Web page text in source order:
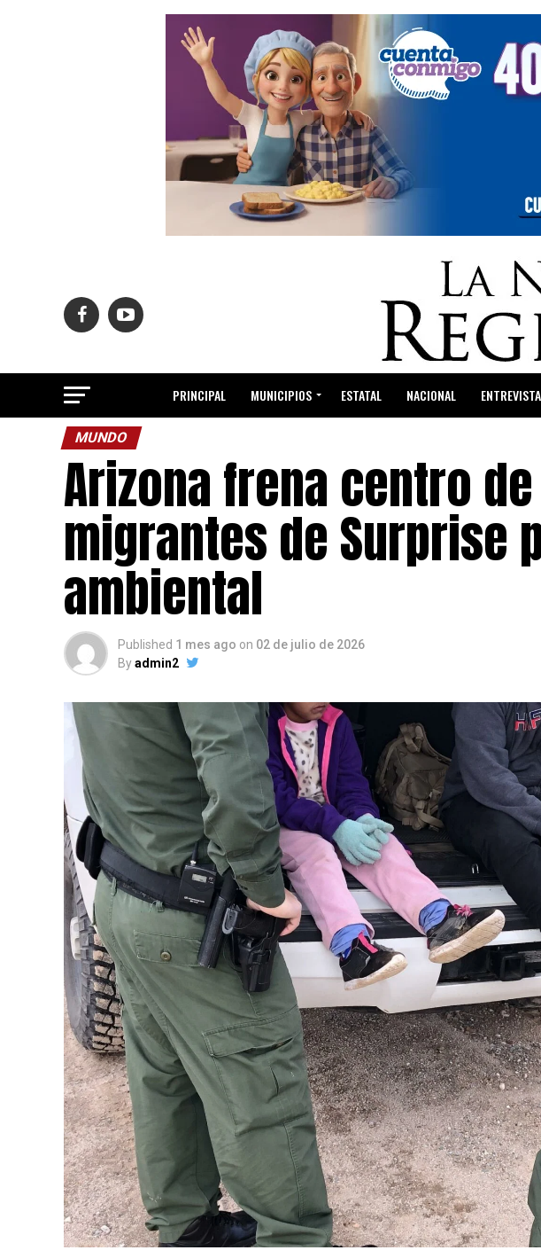
PRINCIPAL MUNICIPIOS ESTATAL NACIONAL
MUNDO
Arizona frena centro
migrantes de Surprise
ambiental
Published 1 mes ago on 02 de julio de 2026
Byadmin2